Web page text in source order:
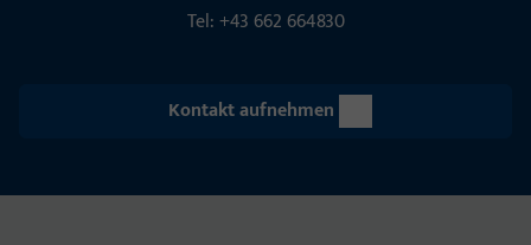
Tel: +43 662 664830
Kontakt aufnehmen